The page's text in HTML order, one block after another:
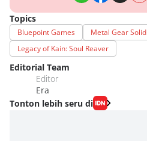
Topics
Bluepoint Games Metal Gear Solid
Legacy of Kain: Soul Reaver
Editorial Team
Editor
Era
Tonton lebih seru di